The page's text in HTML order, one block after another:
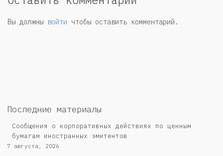
Вы должны войти чтобы оставить комментарий.
Последние материалы
Сообщения о корпоративных действиях по ценным
бумагам иностранных эмитентов
7 августа, 2026